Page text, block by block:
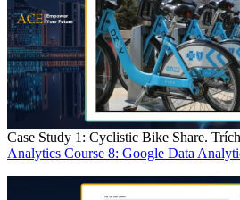
Case Study 1: Cyclistic Bike Share.
Analytics Course 8: Google Data